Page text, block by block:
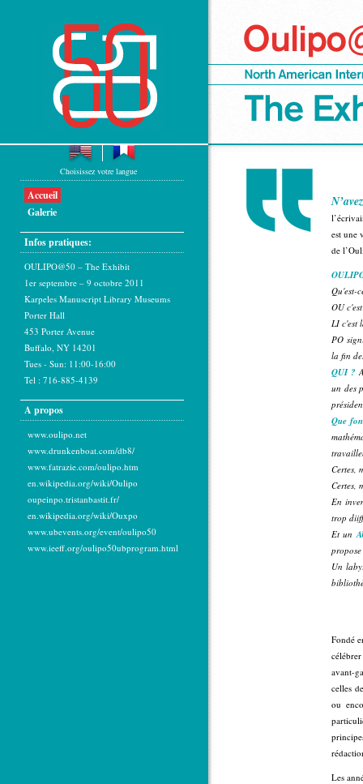
Choisissez votre langue
Accueil
Galerie
Infos pratiques:
OULIPO@50 – The Exhibit
1er septembre – 9 octobre 2011
Karpeles Manuscript Library Museums
Porter Hall
453 Porter Avenue
Buffalo, NY 14201
Tues - Sun: 11:00-16:00
Tel : 716-885-4139
A propos
www.oulipo.net
www.drunkenboat.com/db8/
www.fatrazie.com/oulipo.htm
en.wikipedia.org/wiki/Oulipo
oupeinpo.tristanbastit.fr/
en.wikipedia.org/wiki/Ouxpo
www.ubevents.org/event/oulipo50
www.ieeff.org/oulipo50ubprogram.html
est une
de
Qu'est-
OU
LI c'est
PO
la fin
QUI ?
un des
Que
Certes,
Certes,
En
trop
Et un
Un
Fondé
avant-
celles
ou
Les